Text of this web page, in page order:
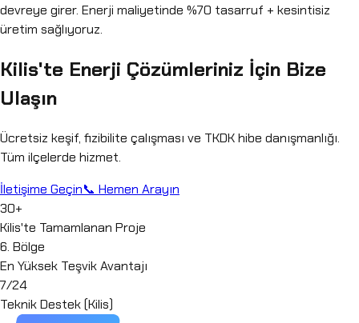
devreye girer. Enerji maliyetinde %70 tasarruf + kesintisiz
üretim sağlıyoruz.
Kilis'te Enerji Çözümleriniz İçin Bize
Ulaşın
Ücretsiz keşif, fizibilite çalışması ve TKDK hibe danışmanlığı.
Tüm ilçelerde hizmet.
İletişime Geçin📞 Hemen Arayın
30+
Kilis'te Tamamlanan Proje
6. Bölge
En Yüksek Teşvik Avantajı
7/24
Teknik Destek (Kilis)